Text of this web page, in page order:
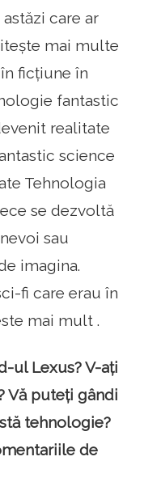
care ar
mai multe
ficțiune în
fantastic
realitate
science
Tehnologia
se dezvoltă
sau
imagina.
fi care erau în
mai mult .
ul Lexus? V-ați
Vă puteți gândi
tehnologie?
de